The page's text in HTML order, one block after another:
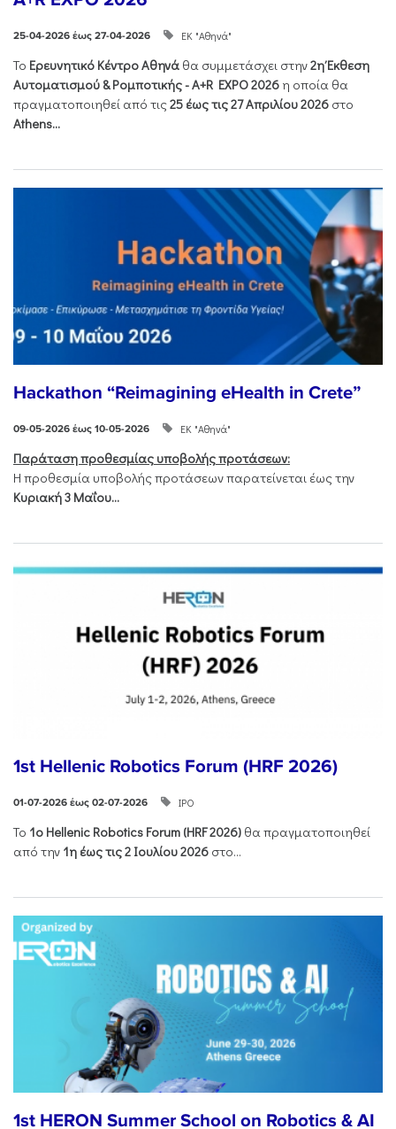
25-04-2026 έως 27-04-2026 ΕΚ "Αθηνά"
Το Ερευνητικό Κέντρο Αθηνά θα συμμετάσχει στην2η Έκθεση
Αυτοματισμού & Ρομποτικής - Α+R EXPO 2026 η οποία θα
πραγματοποιηθεί από τις25 έως τις 27 Απριλίου 2026 στο
Athens...
Hackathon “Reimagining eHealth in Crete”
09-05-2026 έως 10-05-2026 ΕΚ "Αθηνά"
Παράταση προθεσμίας υποβολής προτάσεων:
Η προθεσμία υποβολής προτάσεων παρατείνεται έως την
Κυριακή 3 Μαΐου...
1st Hellenic Robotics Forum (HRF 2026)
01-07-2026 έως 02-07-2026 ΙΡΟ
Το 1ο Hellenic Robotics Forum (HRF2026) θα πραγματοποιηθεί
από την 1η έως τις 2 Ιουλίου 2026 στο...
1st HERON Summer School on Robotics & AI